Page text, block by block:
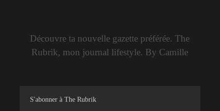
Découvre ta nouvelle gazette préférée. The
Rubrik, mon journal lifestyle. By Camille